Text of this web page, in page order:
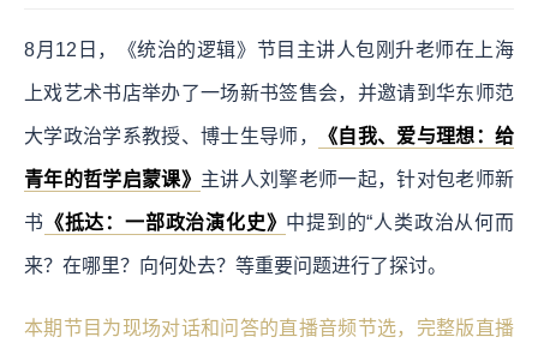
8月12日，《统治的逻辑》节目主讲人包刚升老师在上海
上戏艺术书店举办了一场新书签售会，并邀请到华东师范
大学政治学系教授、博士生导师， 《自我、爱与理想：给
青年的哲学启蒙课》 主讲人刘擎老师一起，针对包老师新
书 《抵达：一部政治演化史》 中提到的“人类政治从何而
来？在哪里？向何处去？等重要问题进行了探讨。
本期节目为现场对话和问答的直播音频节选，完整版直播